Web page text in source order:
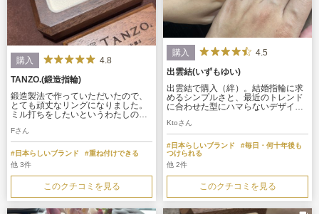
購入
4.5
出雲結(いずもゆい)
出雲結で購入（絆）。結婚指輪に求
めるシンプルさと、最近のトレンド
に合わせた型にハマらないデザイン
指輪に満足しています。中でもプラ
チナの中にある金のワンポイントが
とても気に入っています。
Ktoさん
#日本らしいブランド
#毎日・何十年後も
つけられる
他 2件
このクチコミを見る
購入
4.8
TANZO.(鍛造指輪)
鍛造製法で作っていただいたので、
とても頑丈なリングになりました。
ミル打ちをしたいというわたしの希
の指輪を作っていただきました。婚
約指輪と重ね付けできるリングにな
ったので、大満足です。
Fさん
#日本らしいブランド
#重ね付けできる
他 3件
このクチコミを見る